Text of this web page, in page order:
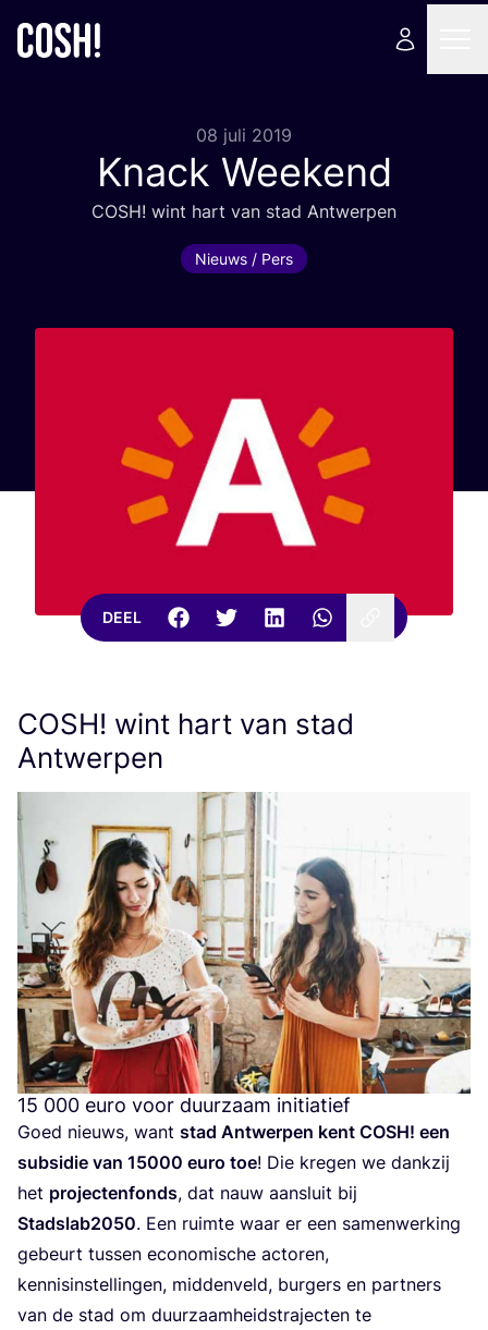
08 juli 2019
Knack Weekend
COSH! wint hart van stad Antwerpen
Nieuws / Pers
DEEL
COSH! wint hart van stad
Antwerpen
15 000 euro voor duurzaam initiatief
Goed nieuws, want stad Ant­wer­pen kent COSH! een
sub­si­die van 15000 euro toe! Die kre­gen we dank­zij
het pro­jec­ten­fonds, dat nauw aan­sluit bij
Stadslab2050. Een ruim­te waar er een samen­wer­king
gebeurt tus­sen eco­no­mi­sche acto­ren,
ken­nis­in­stel­lin­gen, mid­den­veld, bur­gers en part­ners
van de stad om duur­zaam­heids­tra­jec­ten te